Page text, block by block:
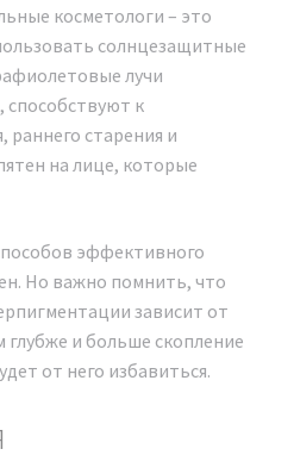
косметологи – это
солнцезащитные
лучи
к
старения и
на лице, которые
эффективного
Но важно помнить, что
зависит от
глубже и больше скопление
от него избавиться.